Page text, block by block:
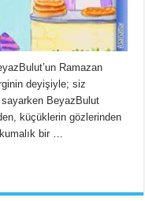
Ramazan
deyişiyle; siz
sayarken BeyazBulut
küçüklerin gözlerinden
bir …